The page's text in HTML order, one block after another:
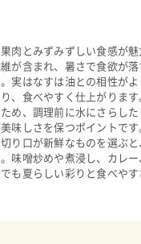
肉とみずみずしい食感が
が含まれ、暑さで食欲が落
実はなすは油との相性が
、食べやすく仕上がります
め、調理前に水にさらし
味しさを保つポイントです
り口が新鮮なものを選ぶと
味噌炒めや煮浸し、カレ
も夏らしい彩りと食べや